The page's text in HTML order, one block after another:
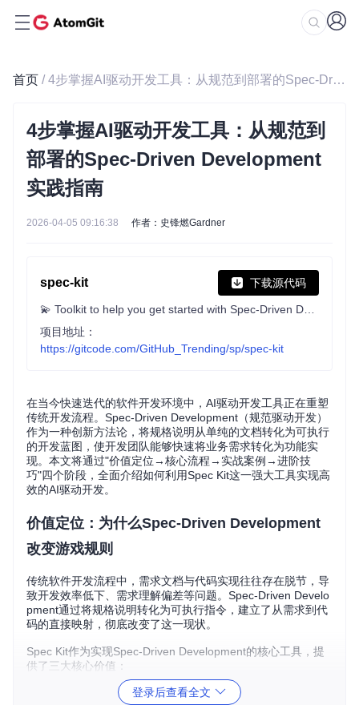
首页 / 4步掌握AI驱动开发工具：从规范到部署的Spec-Driven Development实践指南
4步掌握AI驱动开发工具：从规范到
部署的Spec-Driven Development
实践指南
2026-04-05 09:16:38 作者：史锋燃Gardner
spec-kit 下载源代码
项目地址：
https://gitcode.com/GitHub_Trending/sp/spec-kit
在当今快速迭代的软件开发环境中，AI驱动开发工具正在重塑
传统开发流程。Spec-Driven Development（规范驱动开发）
作为一种创新方法论，将规格说明从单纯的文档转化为可执行
的开发蓝图，使开发团队能够快速将业务需求转化为功能实
现。本文将通过"价值定位→核心流程→实战案例→进阶技
巧"四个阶段，全面介绍如何利用Spec Kit这一强大工具实现高
效的AI驱动开发。
价值定位：为什么Spec-Driven Development
改变游戏规则
传统软件开发流程中，需求文档与代码实现往往存在脱节，导
致开发效率低下、需求理解偏差等问题。Spec-Driven Develo
pment通过将规格说明转化为可执行指令，建立了从需求到代
码的直接映射，彻底改变了这一现状。
Spec Kit作为实现Spec-Driven Development的核心工具，提
供了三大核心价值：
：将自然语言描述的业务需求自动转化为技术
登录后查看全文